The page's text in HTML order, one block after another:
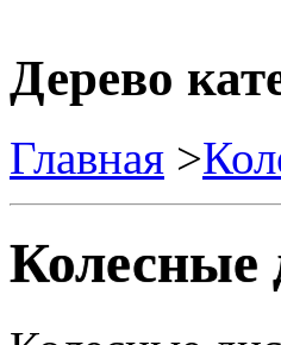
Дерево
Главная >
Колесные